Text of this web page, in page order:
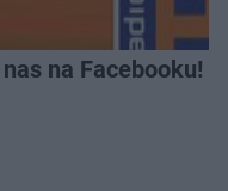
na Facebooku!